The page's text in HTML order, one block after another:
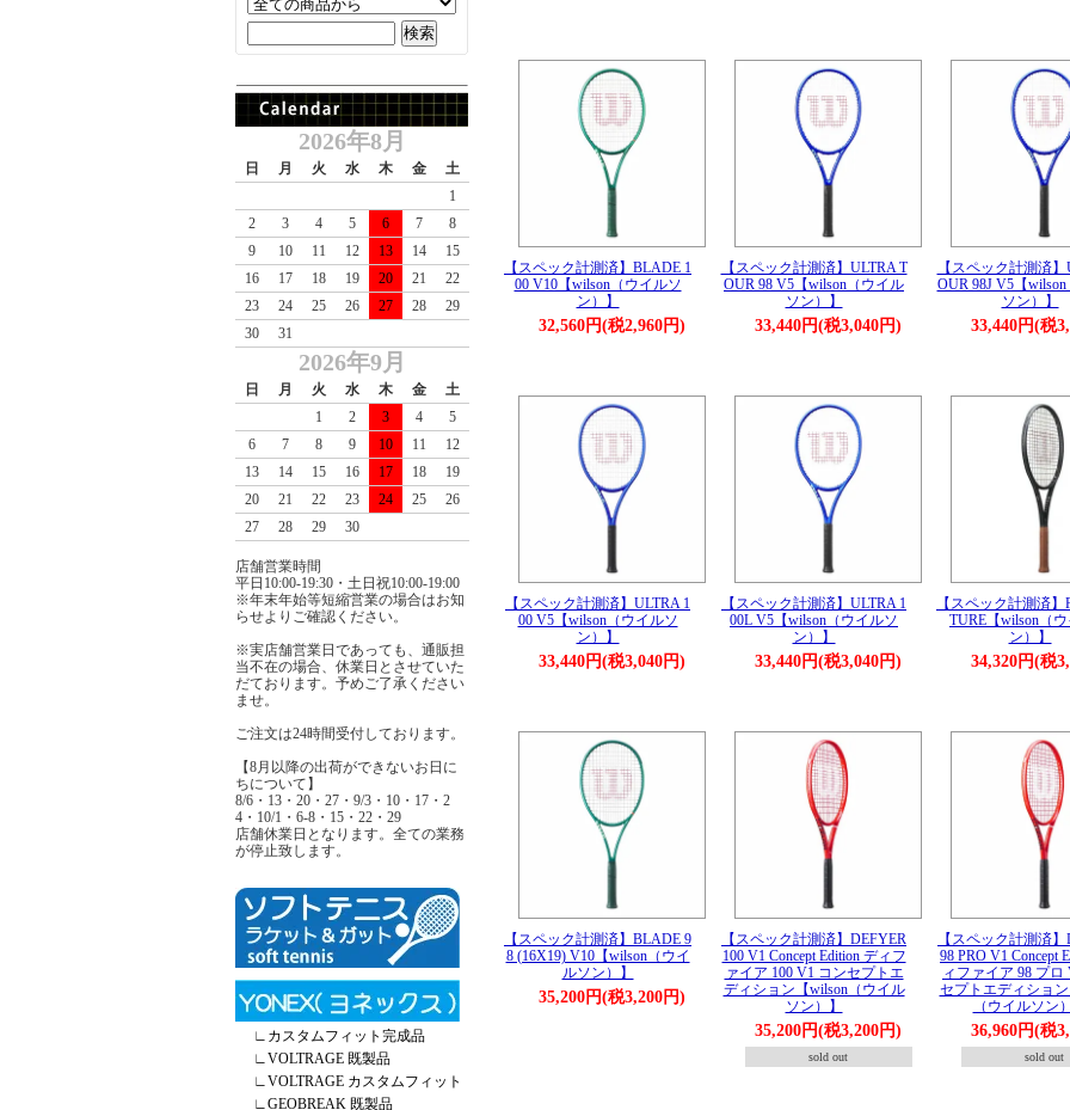
2026年8月
日 月 火 水 木 金
土
1
2
3 4 5 6 7
8
9
10 11 12 13 14
15
16
17 18 19 20 21
22
23
24 25 26 27 28
29
30
31
2026年9月
日 月 火 水 木 金
土
1
2 3 4
5
6
7 8 9 10 11
12
13
14 15 16 17 18
19
20
21 22 23 24 25
26
27
28 29 30
店舗営業時間
平日10:00-19:30・土日祝10:00-19:00
※年末年始等短縮営業の場合はお知
らせよりご確認ください。
※実店舗営業日であっても、通販担
当不在の場合、休業日とさせていた
だております。予めご了承ください
ませ。
ご注文は24時間受付しております。
【8月以降の出荷ができないお日に
ちについて】
8/6・13・20・27・9/3・10・17・2
4・10/1・6-8・15・22・29
店舗休業日となります。全ての業務
が停止致します。
∟ カスタムフィット完成品
∟VOLTRAGE 既製品
∟VOLTRAGE カスタムフィット
∟GEOBREAK 既製品
【スペック計測済】BLADE 1
00 V10【wilson（ウイルソ
ン）】
32,560円(税2,960円)
【スペック計測済】ULTRA T
OUR 98 V5【wilson（ウイル
ソン）】
33,440円(税3,040円)
【スペック計測済
OUR 98J V5【
ソン）】
33,440円(税
【スペック計測済】ULTRA 1
00 V5【wilson（ウイルソ
ン）】
33,440円(税3,040円)
【スペック計測済】ULTRA 1
00L V5【wilson（ウイルソ
ン）】
33,440円(税3,040円)
【スペック計測済】
TURE【wilson（
ン）】
34,320円(税
【スペック計測済】BLADE 9
8 (16X19) V10【wilson（ウイ
ルソン）】
35,200円(税3,200円)
【スペック計測済】DEFYER
100 V1 Concept Edition ディフ
ァイア 100 V1 コンセプトエ
ディション【wilson（ウイル
ソン）】
35,200円(税3,200円)
sold out
【スペック計測済
98 PRO V1 Concept
ィファイア 98 プロ
セプトエディショ
（ウイルソン
36,960円(税
sold out